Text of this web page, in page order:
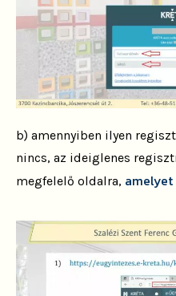
b) amennyiben ilyen
nincs, az ideiglenes
megfelelő oldalra,